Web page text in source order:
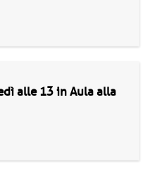
alle 13 in Aula alla